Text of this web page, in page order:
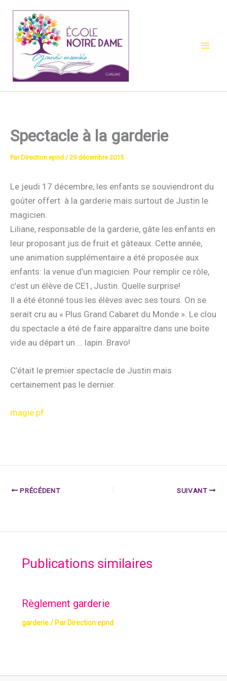
contenu
Spectacle à la garderie
Par Direction epnd /29 décembre 2015
Le jeudi 17 décembre, les enfants se souviendront du
goûter offert à la garderie mais surtout de Justin le
magicien.
Liliane, responsable de la garderie, gâte les enfants en
leur proposant jus de fruit et gâteaux. Cette année,
une animation supplémentaire a été proposée aux
enfants: la venue d’un magicien. Pour remplir ce rôle,
c’est un élève de CE1, Justin. Quelle surprise!
Il a été étonné tous les élèves avec ses tours. On se
serait cru au « Plus Grand Cabaret du Monde ». Le clou
du spectacle a été de faire apparaître dans une boîte
vide au départ un … lapin. Bravo!
C’était le premier spectacle de Justin mais
certainement pas le dernier.
magie pf
PRÉCÉDENT SUIVANT
Publications similaires
Règlement garderie
garderie/ ParDirection epnd